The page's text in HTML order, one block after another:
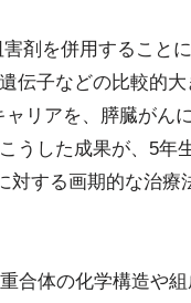
剤を併用すること
伝子などの比較的
リアを、膵臓がん
うした成果が、5年
対する画期的な治療
合体の化学構造や